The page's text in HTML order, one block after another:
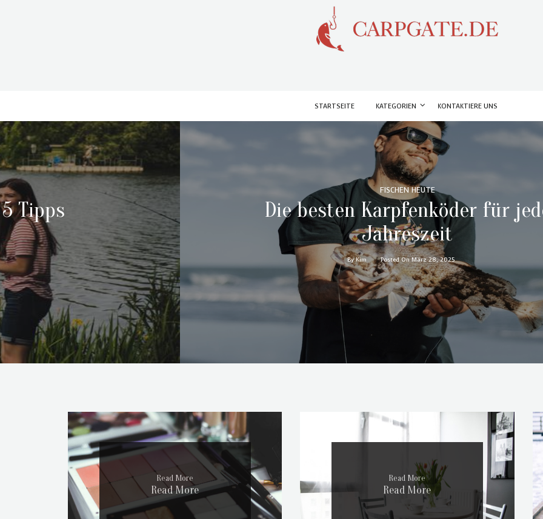
STARTSEITE KATEGORIEN KONTAKTIERE UNS
Tipps
FISCHEN HEUTE
Die besten Karpfenköder für
Jahreszeit
By Kim Posted On März 28, 2025
Read More
Read More
Read More
Read More